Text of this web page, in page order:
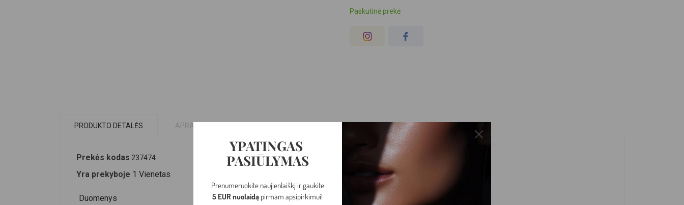
Paskutinė prekė
PRODUKTO DETALĖS APRAŠYMAS
Prekės kodas 237474
Yra prekyboje 1 Vienetas
Duomenys
YPATINGAS
PASIŪLYMAS
Prenumeruokite naujienlaiškį ir gaukite
5 EUR nuolaidą pirmam apsipirkimui!